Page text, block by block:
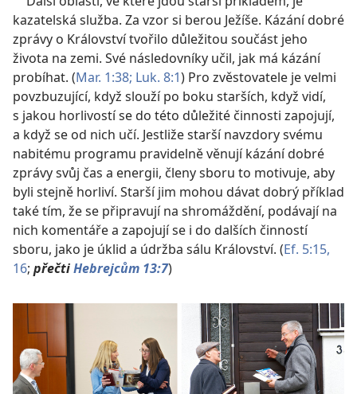
kazatelská služba. Za vzor si berou Ježíše. Kázání dobré
zprávy o Království tvořilo důležitou součást jeho
života na zemi. Své následovníky učil, jak má kázání
probíhat. (Mar. 1:38; Luk. 8:1) Pro zvěstovatele je velmi
povzbuzující, když slouží po boku starších, když vidí,
s jakou horlivostí se do této důležité činnosti zapojují,
a když se od nich učí. Jestliže starší navzdory svému
nabitému programu pravidelně věnují kázání dobré
zprávy svůj čas a energii, členy sboru to motivuje, aby
byli stejně horliví. Starší jim mohou dávat dobrý příklad
také tím, že se připravují na shromáždění, podávají na
nich komentáře a zapojují se i do dalších činností
sboru, jako je úklid a údržba sálu Království. (Ef. 5:15,
16; přečtiHebrejcům 13:7)